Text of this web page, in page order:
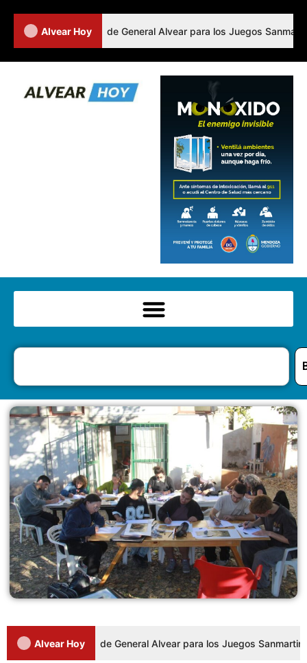
Alvear Hoy
representantes de General Alvear para los Juegos
Alvear Hoy
representantes de General Alvear para los Juegos